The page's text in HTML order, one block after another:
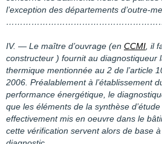
l’exception des départements d’outre-
IV. ― Le maître d’ouvrage (en CCMI , il
constructeur ) fournit au diagnostiqueur
thermique mentionnée au 2 de l’article
2006. Préalablement à l’établissement
performance énergétique, le
que les éléments de la synthèse
effectivement mis en oeuvre dans le
cette vérification servent alors de base à